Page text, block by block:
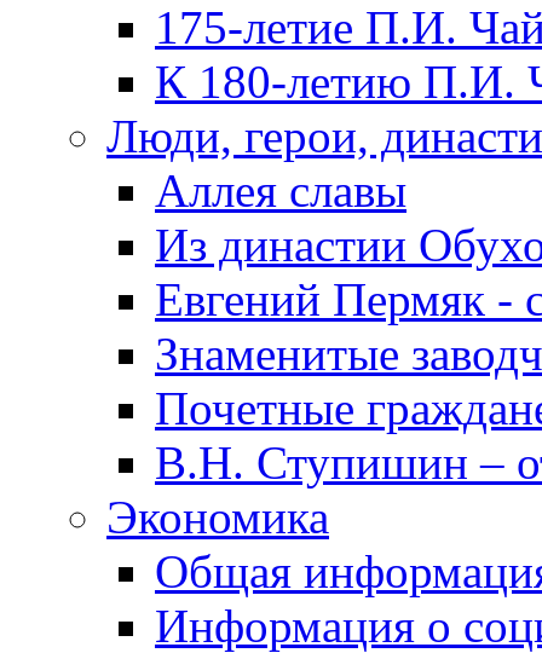
175-летие П.И.
К 180-летию П.И.
Люди, герои,
Аллея славы
Из династии
Евгений Пермяк -
Знаменитые
Почетные
В.Н. Ступишин –
Экономика
Общая
Информация о